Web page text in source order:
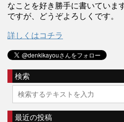
なことを好き勝手に書いていま
ですが、どうぞよろしくです。
詳しくはコチラ
検索
最近の投稿